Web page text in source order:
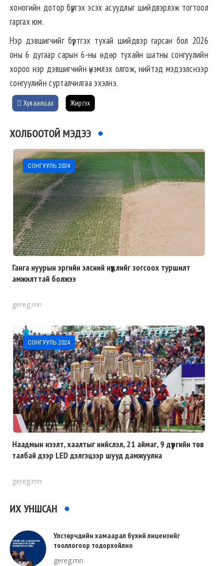
хоногийн дотор бүргэх эсэх асуудлыг шийдвэрлэж тогтоол
гаргах юм.
Нэр дэвшигчийг бүртгэх тухай шийдвэр гарсан бол 2026
оны 6 дугаар сарын 6-ны өдөр тухайн шатны сонгуулийн
хороо нэр дэвшигчийн үнэмлэх олгож, нийтэд мэдээлснээр
сонгуулийн сурталчилгаа эхэлнэ.
Хуваалцах Жиргэх
ХОЛБООТОЙ МЭДЭЭ
СОНГУУЛЬ 2024
Ганга нуурын эргийн элсний нүүдлийг зогсоох туршилт
амжилттай болжээ
gereg.mn
СОНГУУЛЬ 2024
Наадмын нээлт, хаалтыг нийслэл, 21 аймаг, 9 дүүргийн төв
талбай дээр LED дэлгэцээр шууд дамжуулна
gereg.mn
ИХ УНШСАН
Улстөрчдийн хамаарал бүхий лицензийг
тооллогоор тодорхойлно
gereg.mn